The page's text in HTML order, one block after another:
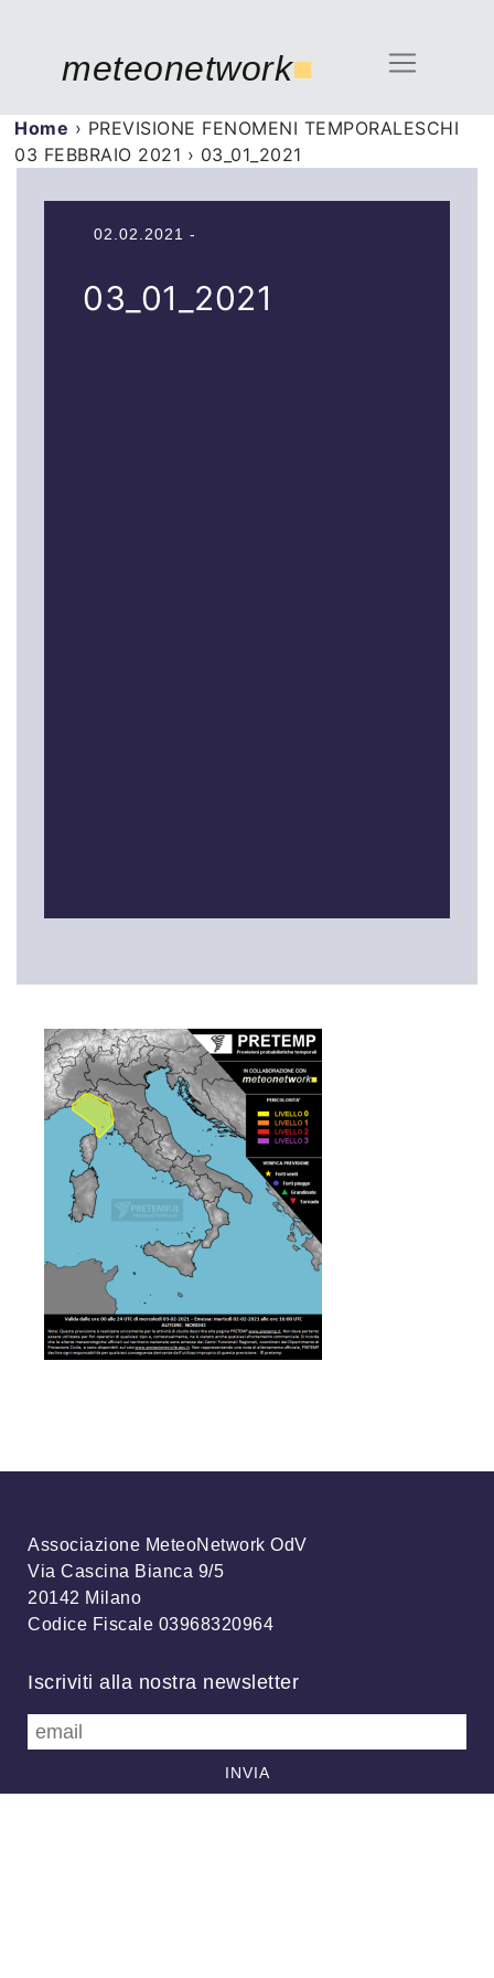
meteonetwork■
Home › PREVISIONE FENOMENI TEMPORALESCHI
03 FEBBRAIO 2021 › 03_01_2021
02.02.2021 -
03_01_2021
Associazione MeteoNetwork OdV
Via Cascina Bianca 9/5
20142 Milano
Codice Fiscale 03968320964
Iscriviti alla nostra newsletter